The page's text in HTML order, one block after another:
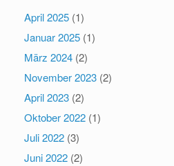
April 2025 (1)
Januar 2025 (1)
März 2024 (2)
November 2023 (2)
April 2023 (2)
Oktober 2022 (1)
Juli 2022 (3)
Juni 2022 (2)